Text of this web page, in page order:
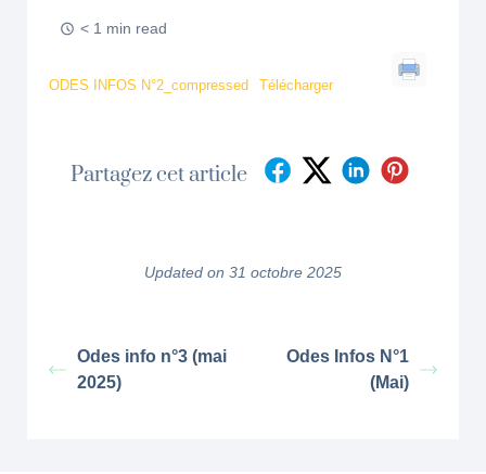
< 1 min read
ODES INFOS N°2_compressed Télécharger
Partagez cet article
Updated on 31 octobre 2025
Odes info n°3 (mai
2025)
Odes Infos N°1
(Mai)